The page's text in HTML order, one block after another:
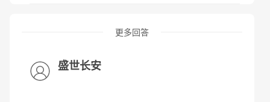
更多回答
盛世长安